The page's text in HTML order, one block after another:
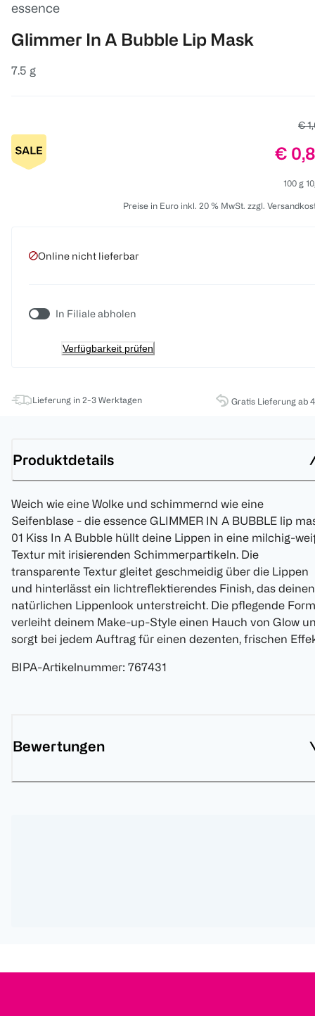
essence
Glimmer In A Bubble Lip Mask
7.5 g
€
€
100 g
Preise in Euro inkl. 20 % MwSt. zzgl.
Online nicht lieferbar
In Filiale abholen
Verfügbarkeit prüfen
Lieferung in 2-3 Werktagen Gratis Lieferung ab
Produktdetails
Weich wie eine Wolke und schimmernd wie eine
Seifenblase - die essence GLIMMER IN A BUBBLE lip
01 Kiss In A Bubble hüllt deine Lippen in eine milchig-
Textur mit irisierenden Schimmerpartikeln. Die
transparente Textur gleitet geschmeidig über die Lippen
und hinterlässt ein lichtreflektierendes Finish, das deinen
natürlichen Lippenlook unterstreicht. Die pflegende
verleiht deinem Make-up-Style einen Hauch von Glow
sorgt bei jedem Auftrag für einen dezenten, frischen
BIPA-Artikelnummer: 767431
Bewertungen